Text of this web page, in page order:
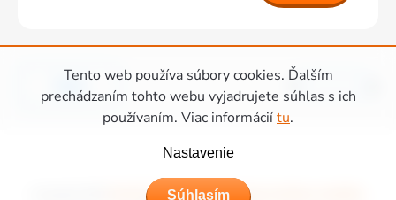
Tento web používa súbory cookies. Ďalším
prechádzaním tohto webu vyjadrujete súhlas s ich
používaním. Viac informáciítu.
Nastavenie
Súhlasím
Ovládacie
1
Hore
Ihriská Piccolino - Detské ihriská, domčeky a hojdačky